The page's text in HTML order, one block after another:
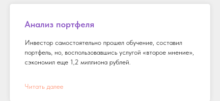
Анализ портфеля
Инвестор самостоятельно прошел обучение, составил
портфель, но, воспользовавшись услугой «второе мнение»,
сэкономил еще 1,2 миллиона рублей.
Читать далее